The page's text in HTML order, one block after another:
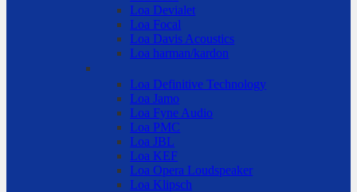
Loa Devialet
Loa Focal
Loa Davis Acoustics
Loa harman/kardon
Loa Definitive Technology
Loa Jamo
Loa Fyne Audio
Loa PMC
Loa JBL
Loa KEF
Loa Opera Loudspeaker
Loa Klipsch